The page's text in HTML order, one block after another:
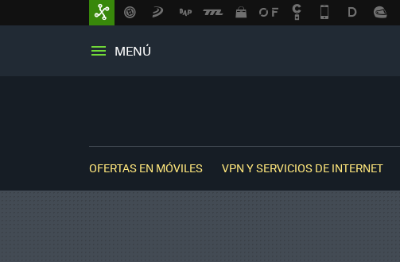
MENÚ
OFERTAS EN MÓVILES VPN Y SERVICIOS DE INTERNET